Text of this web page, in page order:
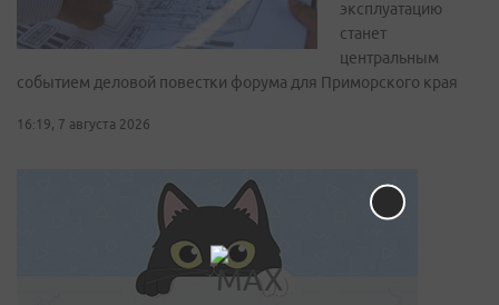
эксплуатацию
станет
центральным
событием деловой повестки форума для Приморского края
16:19, 7 августа 2026